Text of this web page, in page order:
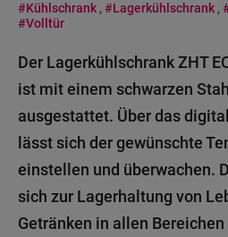
#Kühlschrank ,#Lagerkühlschrank ,
#Volltür
Der Lagerkühlschrank ZHT
ist mit einem schwarzen
ausgestattet. Über das
lässt sich der gewünschte
einstellen und überwachen.
sich zur Lagerhaltung von
Getränken in allen